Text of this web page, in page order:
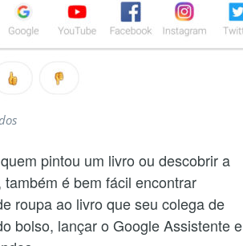
pintou um livro ou descobrir a
é bem fácil encontrar
roupa ao livro que seu colega de
bolso, lançar o Google Assistente e